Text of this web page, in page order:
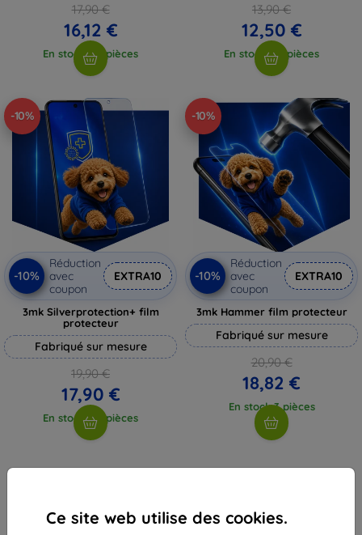
Ce site web utilise des cookies.
17,90 €
16,12 €
En stock > 5 pièces
13,90 €
12,50 €
En stock > 5 pièces
-10%
-10%
Réduction
avec
coupon
EXTRA10
3mk Silverprotection+ film
protecteur
Fabriqué sur mesure
19,90 €
17,90 €
En stock > 5 pièces
-10%
-10%
Réduction
avec
coupon
EXTRA10
3mk Hammer film protecteur
Fabriqué sur mesure
20,90 €
18,82 €
En stock 3 pièces